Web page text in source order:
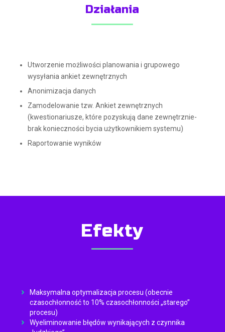
Działania
Utworzenie możliwości planowania i grupowego
wysyłania ankiet zewnętrznych
Anonimizacja danych
Zamodelowanie tzw. Ankiet zewnętrznych
(kwestionariusze, które pozyskują dane zewnętrznie-
brak konieczności bycia użytkownikiem systemu)
Raportowanie wyników
Efekty
Maksymalna optymalizacja procesu (obecnie
czasochłonność to 10% czasochłonności „starego”
procesu)
Wyeliminowanie błędów wynikających z czynnika